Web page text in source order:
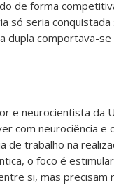
de forma
só seria
dupla comportava-
e neurocientista da
com neurociência e
de trabalho na
o foco é
si, mas precisam